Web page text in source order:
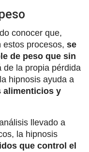
conocer que,
estos procesos, se
de peso que sin
de la propia pérdida
hipnosis ayuda a
alimenticios y
llevado a
la hipnosis
que control el